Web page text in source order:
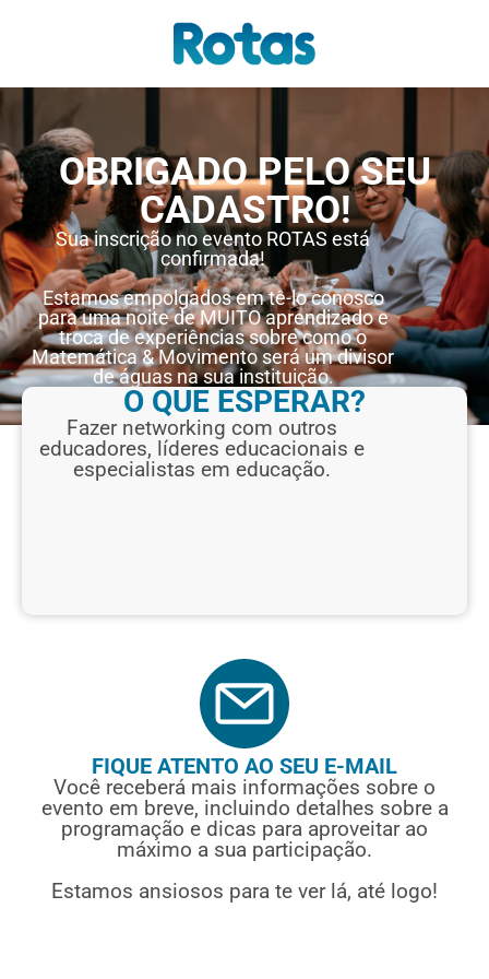
OBRIGADO PELO SEU
CADASTRO!
Sua inscrição no evento ROTAS está
confirmada!
Estamos empolgados em tê-lo conosco
para uma noite de MUITO aprendizado e
troca de experiências sobre como o
Matemática & Movimento será um divisor
de águas na sua instituição.
O QUE ESPERAR?
Fazer networking com outros
educadores, líderes educacionais e
especialistas em educação.
FIQUE ATENTO AO SEU E-MAIL
Você receberá mais informações sobre o
evento em breve, incluindo detalhes sobre a
programação e dicas para aproveitar ao
máximo a sua participação.
Estamos ansiosos para te ver lá, até logo!